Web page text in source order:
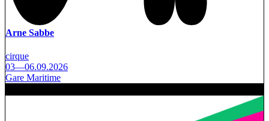
Arne Sabbe
cirque
03—06.09.2026
Gare Maritime